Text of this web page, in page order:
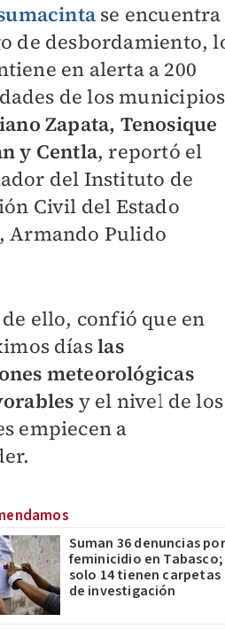
se encuentra
de desbordamiento,
en alerta a 200
de los municipios
Zapata, Tenosique
y Centla, reportó el
del Instituto de
Civil del Estado
Armando Pulido
ello, confió que en
díaslas
meteorológicas
y el nivel de los
empiecen a
Suman 36 denuncias por
feminicidio en Tabasco;
solo 14 tienen carpetas
de investigación